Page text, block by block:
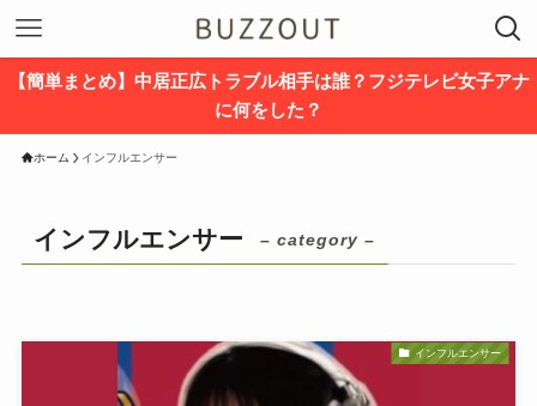
【簡単まとめ】中居正広トラブル相手は誰？フジテレビ女子アナ
に何をした？
ホーム インフルエンサー
インフルエンサー – category –
インフルエンサー